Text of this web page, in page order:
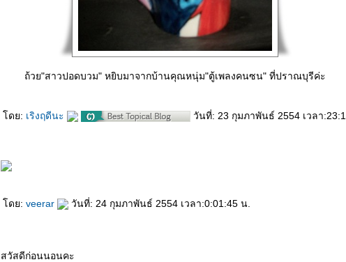
ถ้วย"สาวปอดบวม" หยิบมาจากบ้านคุณหนุ่ม"ตู้เพลงคนซน" ที่ปราณบุรีค่ะ
ดย: เริงฤดีนะ วันที่: 23 กุมภาพันธ์ 2554 เวลา
ดย: veerar วันที่: 24 กุมภาพันธ์ 2554 เวลา:0:01:45 น.
สวัสดีก่อนนอนคะ